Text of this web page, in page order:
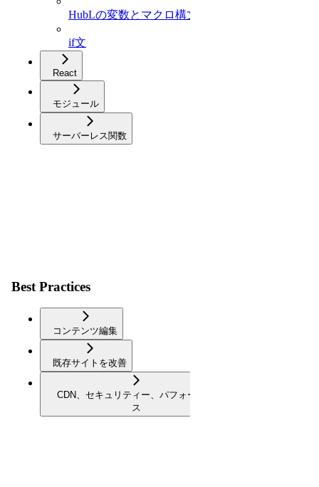
HubLの変数とマクロ構文
if文
React
モジュール
サーバーレス関数
Best Practices
コンテンツ編集
既存サイトを改善
CDN、セキュリティー、パフォーマン
ス